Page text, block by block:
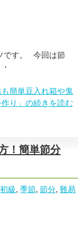
です。 今回は節
簡単豆入れ箱や鬼
り」の続きを読む
！簡単節分
初級,季節,節分,難易